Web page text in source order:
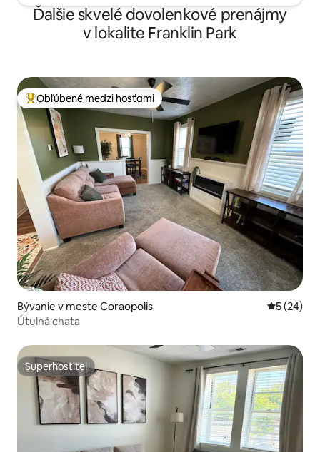
Ďalšie skvelé dovolenkové prenájmy
v lokalite Franklin Park
Najobľúbenejšie medzi hosťami
Obľúbené medzi hosťami
Bývanie v meste Coraopolis
5 (24)
Útulná chata
Superhostiteľ
Superhostiteľ